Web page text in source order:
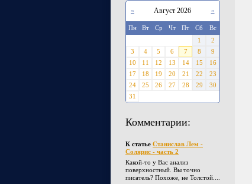
« Август 2026 »
Пн Вт Ср Чт Пт Сб
Вс
1
2
3
4 5 6 7 8
9
10
11 12 13 14 15
16
17
18 19 20 21 22
23
24
25 26 27 28 29
30
31
Комментарии:
К статье Станислав Лем -
Солярис - часть 2
Какой-то у Вас анализ
поверхностный. Вы точно
писатель? Похоже, не Толстой....